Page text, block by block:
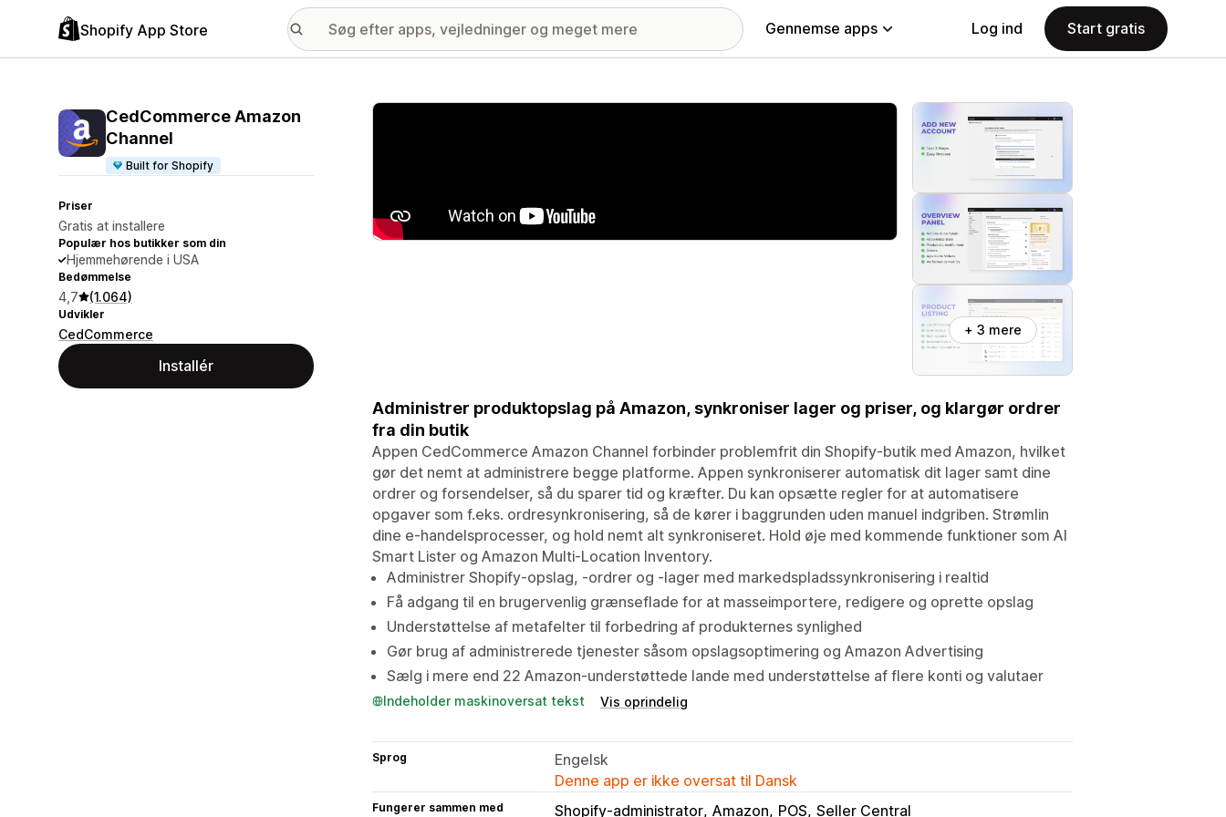
Shopify App Store Gennemse apps Log ind Start gratis
CedCommerce Amazon
Channel
Built for Shopify
Priser
Gratis at installere
Populær hos butikker som din
Hjemmehørende i USA
Bedømmelse
4,7 (1.064)
Udvikler
CedCommerce
Installér
Galleri med udvalgte billeder
+ 3 mere
Administrer produktopslag på Amazon, synkroniser lager og priser, og klargør ordrer
fra din butik
Appen CedCommerce Amazon Channel forbinder problemfrit din Shopify-butik med Amazon, hvilket
gør det nemt at administrere begge platforme. Appen synkroniserer automatisk dit lager samt dine
ordrer og forsendelser, så du sparer tid og kræfter. Du kan opsætte regler for at automatisere
opgaver som f.eks. ordresynkronisering, så de kører i baggrunden uden manuel indgriben. Strømlin
dine e-handelsprocesser, og hold nemt alt synkroniseret. Hold øje med kommende funktioner som AI
Smart Lister og Amazon Multi-Location Inventory.
Administrer Shopify-opslag, -ordrer og -lager med markedspladssynkronisering i realtid
Få adgang til en brugervenlig grænseflade for at masseimportere, redigere og oprette opslag
Understøttelse af metafelter til forbedring af produkternes synlighed
Gør brug af administrerede tjenester såsom opslagsoptimering og Amazon Advertising
Sælg i mere end 22 Amazon-understøttede lande med understøttelse af flere konti og valutaer
Indeholder maskinoversat tekst Vis oprindelig
Sprog
Engelsk
Denne app er ikke oversat til Dansk
Fungerer sammen med Shopify-administrator Amazon POS Seller Central